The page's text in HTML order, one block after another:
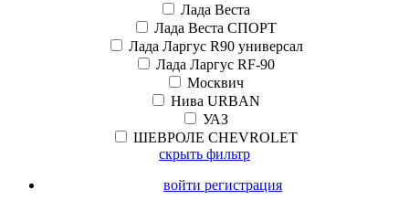
Лада Веста
Лада Веста СПОРТ
Лада Ларгус R90 универсал
Лада Ларгус RF-90
Москвич
Нива URBAN
УАЗ
ШЕВРОЛЕ CHEVROLET
скрыть фильтр
войти регистрация